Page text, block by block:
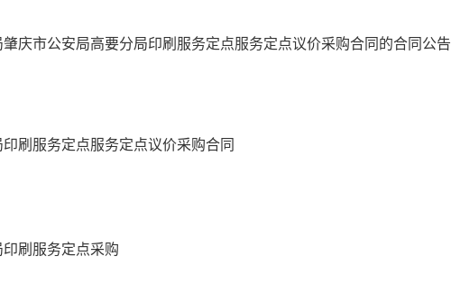
庆市公安局高要分局印刷服务定点服务定点议价采购合同的合同公告
刷服务定点服务定点议价采购合同
刷服务定点采购